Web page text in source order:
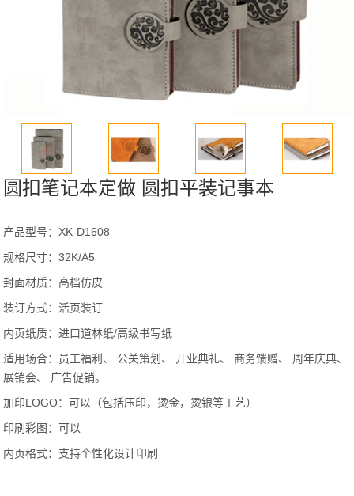
圆扣笔记本定做 圆扣平装记事本
产品型号：XK-D1608
规格尺寸：32K/A5
封面材质：高档仿皮
装订方式：活页装订
内页纸质：进口道林纸/高级书写纸
适用场合：员工福利、 公关策划、 开业典礼、 商务馈赠、 周年庆典、
展销会、 广告促销。
加印LOGO：可以（包括压印，烫金，烫银等工艺）
印刷彩图：可以
内页格式：支持个性化设计印刷